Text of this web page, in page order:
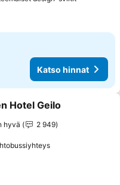
Katso hinnat
suosikkeihin
Hotel Geilo
hyvä
2 949
Katso hinnat